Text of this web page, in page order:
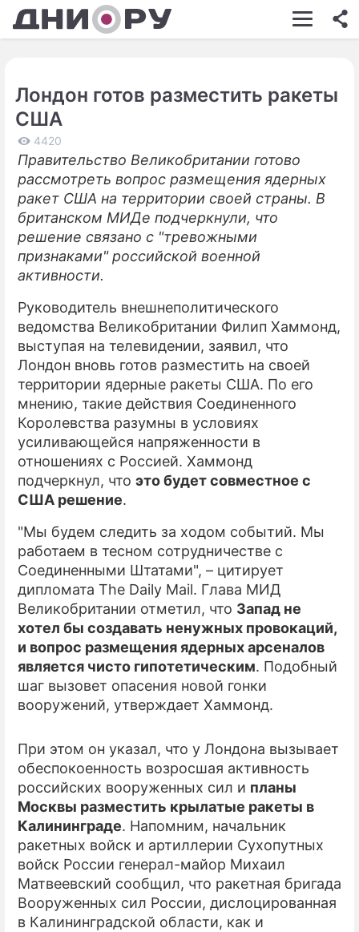
ШОУ-БИЗНЕС
КИНО
ЗДОРОВЬЕ
ЭКОНОМИКА
ПРОИСШЕСТВИЯ
СОННИК
СЕРИАЛЫ
ПРЕСС-РЕЛИЗЫ
О ПРОЕКТЕ
Лондон готов разместить ракеты
США
4420
Правительство Великобритании готово
рассмотреть вопрос размещения ядерных
ракет США на территории своей страны. В
британском МИДе подчеркнули, что
решение связано с "тревожными
признаками" российской военной
активности.
Руководитель внешнеполитического
ведомства Великобритании Филип Хаммонд,
выступая на телевидении, заявил, что
Лондон вновь готов разместить на своей
территории ядерные ракеты США. По его
мнению, такие действия Соединенного
Королевства разумны в условиях
усиливающейся напряженности в
отношениях с Россией. Хаммонд
подчеркнул, что это будет совместное с
США решение.
"Мы будем следить за ходом событий. Мы
работаем в тесном сотрудничестве с
Соединенными Штатами", – цитирует
дипломата The Daily Mail. Глава МИД
Великобритании отметил, что Запад не
хотел бы создавать ненужных провокаций,
и вопрос размещения ядерных арсеналов
является чисто гипотетическим. Подобный
шаг вызовет опасения новой гонки
вооружений, утверждает Хаммонд.
При этом он указал, что у Лондона вызывает
обеспокоенность возросшая активность
российских вооруженных сил и планы
Москвы разместить крылатые ракеты в
Калининграде. Напомним, начальник
ракетных войск и артиллерии Сухопутных
войск России генерал-майор Михаил
Матвеевский сообщил, что ракетная бригада
Вооруженных сил России, дислоцированная
в Калининградской области, как и